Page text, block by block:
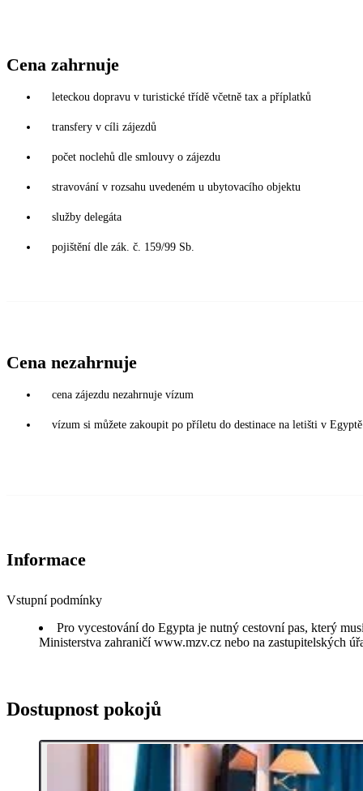
Cena zahrnuje
leteckou dopravu v turistické třídě včetně tax a příplatků
transfery v cíli zájezdů
počet noclehů dle smlouvy o zájezdu
stravování v rozsahu uvedeném u ubytovacího objektu
služby delegáta
pojištění dle zák. č. 159/99 Sb.
Cena nezahrnuje
cena zájezdu nezahrnuje vízum
vízum si můžete zakoupit po příletu do destinace na letišti v
Informace
Vstupní podmínky
Pro vycestování do Egypta je nutný cestovní pas, který
Ministerstva zahraničí www.mzv.cz nebo na zastupitelských
Dostupnost pokojů